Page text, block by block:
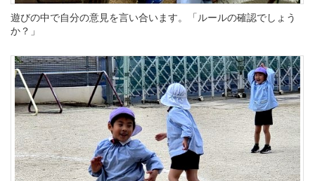
遊びの中で自分の意見を言い合います。「ルールの確認でしょう
か？」